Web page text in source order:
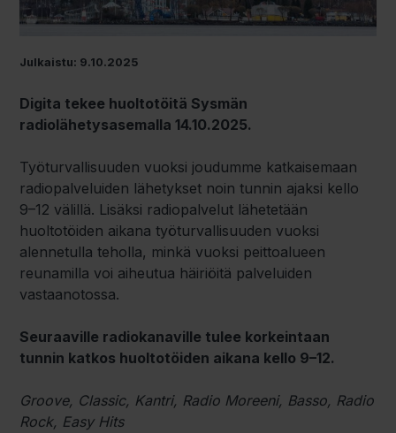
Julkaistu: 9.10.2025
Digita tekee huoltotöitä Sysmän
radiolähetysasemalla 14.10.2025.
Työturvallisuuden vuoksi joudumme katkaisemaan
radiopalveluiden lähetykset noin tunnin ajaksi kello
9–12 välillä. Lisäksi radiopalvelut lähetetään
huoltotöiden aikana työturvallisuuden vuoksi
alennetulla teholla, minkä vuoksi peittoalueen
reunamilla voi aiheutua häiriöitä palveluiden
vastaanotossa.
Seuraaville radiokanaville tulee korkeintaan
tunnin katkos huoltotöiden aikana kello 9–12.
Groove, Classic, Kantri, Radio Moreeni, Basso, Radio
Rock, Easy Hits